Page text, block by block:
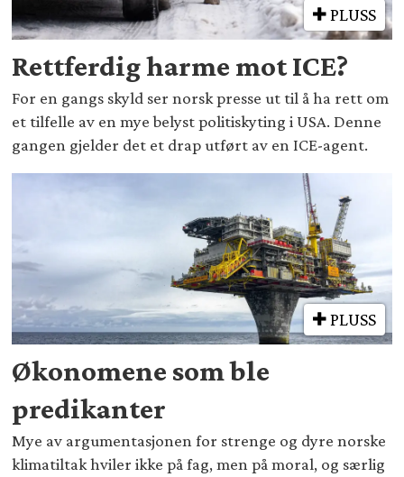
PLUSS
Rettferdig harme mot ICE?
For en gangs skyld ser norsk presse ut til å ha rett om
et tilfelle av en mye belyst politiskyting i USA. Denne
gangen gjelder det et drap utført av en ICE-agent.
PLUSS
Økonomene som ble
predikanter
Mye av argumentasjonen for strenge og dyre norske
klimatiltak hviler ikke på fag, men på moral, og særlig